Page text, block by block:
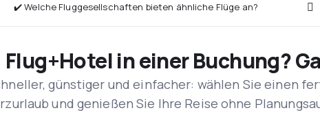
✔️ Welche Fluggesellschaften bieten ähnliche Flüge an?
Flug+Hotel in einer Buchung?
günstiger und einfacher: wählen Sie einen
und genießen Sie Ihre Reise ohne